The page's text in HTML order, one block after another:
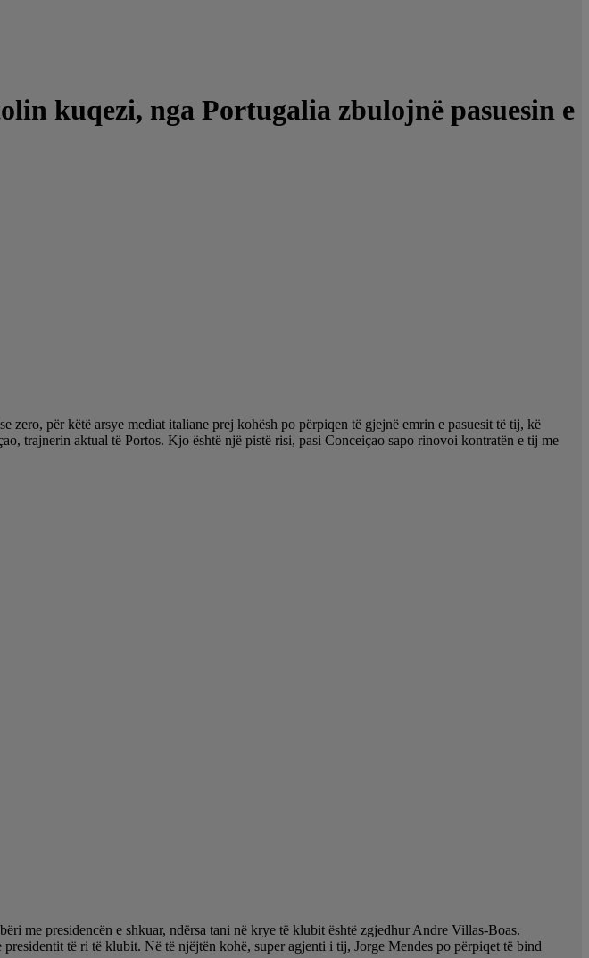
kuqezi, nga Portugalia zbulojnë pasuesin e
zero, për këtë arsye mediat italiane prej kohësh po përpiqen të gjejnë emrin e pasuesit të tij, kë
trajnerin aktual të Portos. Kjo është një pistë risi, pasi Conceiçao sapo rinovoi kontratën e tij me
me presidencën e shkuar, ndërsa tani në krye të klubit është zgjedhur Andre Villas-Boas.
të ri të klubit. Në të njëjtën kohë, super agjenti i tij, Jorge Mendes po përpiqet të bind